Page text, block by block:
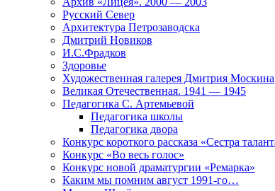
Русский Север
Архитектура Петрозаводска
Дмитрий Новиков
И.С.Фрадков
Здоровье
Художественная галерея Дмитрия Москина
Великая Отечественная. 1941 — 1945
Педагогика С. Артемьевой
Педагогика школы
Педагогика двора
Конкурс короткого рассказа «Сестра
Конкурс «Во весь голос»
Конкурс новой драматургии «Ремарка»
Каким мы помним август 1991-го…